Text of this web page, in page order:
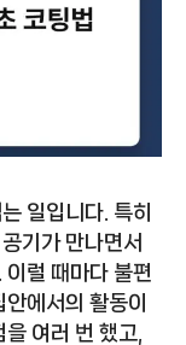
일입니다. 특히
기가 만나면서
럴 때마다 불편
에서의 활동이
여러 번 했고,